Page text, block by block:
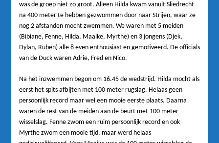
was de groep niet zo groot. Alleen Hilda kwam vanuit Sliedrecht
na 400 meter te hebben gezwommen door naar Strijen, waar ze
nog 2 afstanden mocht zwemmen. We waren met 5 meiden
(Bibiane, Fenne, Hilda, Maaike, Myrthe) en 3 jongens (Djek,
Dylan, Ruben) alle 8 even enthousiast en gemotiveerd. De officials
van de Duck waren Adrie, Fred en Nico.
Na het inzwemmen begon om 16.45 de wedstrijd. Hilda mocht als
eerst het spits afbijten met 100 meter rugslag. Helaas geen
persoonlijk record maar wel een mooie eerste plaats. Daarna
waren de rest van de meiden aan de beurt met 100 meter
wisselslag. Fenne zwom een ruim persoonlijk record en ook
Myrthe zwom een mooie tijd, maar werd helaas